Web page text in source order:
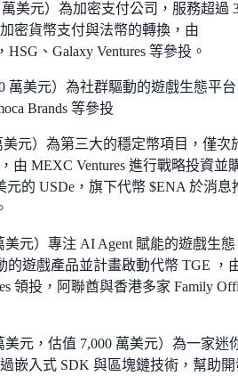
萬美元）為加密支付公司，服務超過
密貨幣支付與法幣的轉換，由
HSG、Galaxy Ventures 等參投。
萬美元）為社群驅動的遊戲生態平
Brands 等參投
美元）為第三大的穩定幣項目，僅次
由 MEXC Ventures 進行戰略投資並
元的 USDe，旗下代幣 $ENA 於消息
美元）專注 AI Agent 賦能的遊戲生
的遊戲產品並計畫啟動代幣 TGE ，
領投，阿聯酋與香港多家 Family
美元，估值 7,000 萬美元）為一家迷
嵌入式 SDK 與區塊鏈技術，幫助開